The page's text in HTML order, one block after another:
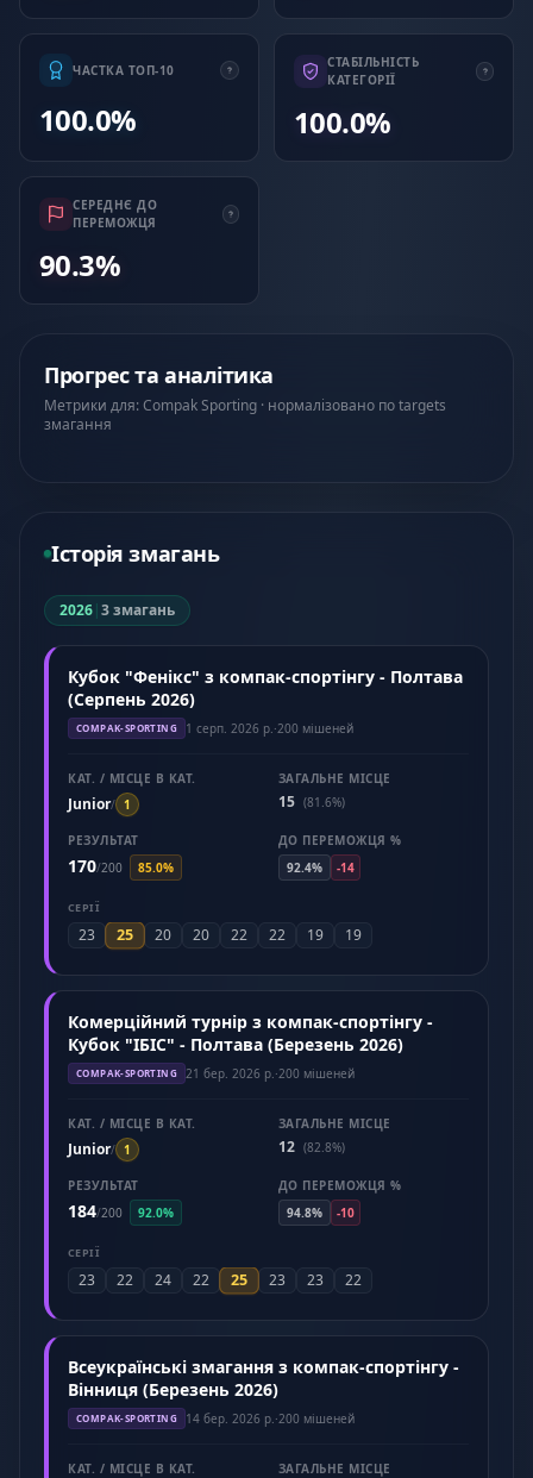
ЧАСТКА ТОП-10
100.0%
СТАБІЛЬНІСТЬ
КАТЕГОРІЇ
100.0%
СЕРЕДНЄ ДО
ПЕРЕМОЖЦЯ
90.3%
Прогрес та аналітика
Метрики для: Compak Sporting · нормалізовано по targets
змагання
Історія змагань
2026|3 змагань
Кубок "Фенікс" з компак-спортінгу - Полтава
(Серпень 2026)
COMPAK-SPORTING 1 серп. 2026 р. ·200 мішеней
КАТ. / МІСЦЕ В КАТ.
Junior/ 1
ЗАГАЛЬНЕ МІСЦЕ
15 (81.6%)
РЕЗУЛЬТАТ
170/200 85.0%
ДО ПЕРЕМОЖЦЯ %
92.4%
-14
СЕРІЇ
23 25 20 20 22 22 19 19
Комерційний турнір з компак-спортінгу -
Кубок "ІБІС" - Полтава (Березень 2026)
COMPAK-SPORTING 21 бер. 2026 р. ·200 мішеней
КАТ. / МІСЦЕ В КАТ.
Junior/ 1
ЗАГАЛЬНЕ МІСЦЕ
12 (82.8%)
РЕЗУЛЬТАТ
184/200 92.0%
ДО ПЕРЕМОЖЦЯ %
94.8%
-10
СЕРІЇ
23 22 24 22 25 23 23 22
Всеукраїнські змагання з компак-спортінгу -
Вінниця (Березень 2026)
COMPAK-SPORTING 14 бер. 2026 р. ·200 мішеней
КАТ. / МІСЦЕ В КАТ. ЗАГАЛЬНЕ МІСЦЕ